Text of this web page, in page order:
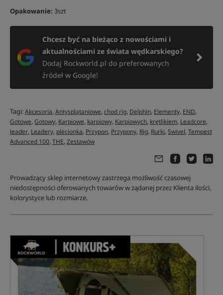
Opakowanie: 3szt
Chcesz być na bieżąco z nowościami i
aktualnościami ze świata wędkarskiego?
Dodaj Rockworld.pl do preferowanych
źródeł w Google!
Tagi:Akcesoria,Antysplątaniowe,chod rig, Delphin, Elementy, END,
Gotowe,Gotowy, Karpiowe, karpiowy, Karpiowych, krętlikiem, Leadcore,
leader, Leadery, plecionka, Przypon, Przypony, Rig, Rurki,Swivel,Tempest
Advanced 100,THE,Zestawów
Prowadzący sklep internetowy zastrzega możliwość czasowej
niedostępności oferowanych towarów w żądanej przez Klienta ilości,
kolorystyce lub rozmiarze.